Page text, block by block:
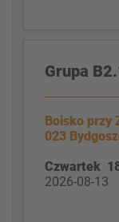
Grupa
Boisko przy
023
Czwartek
2026-08-13